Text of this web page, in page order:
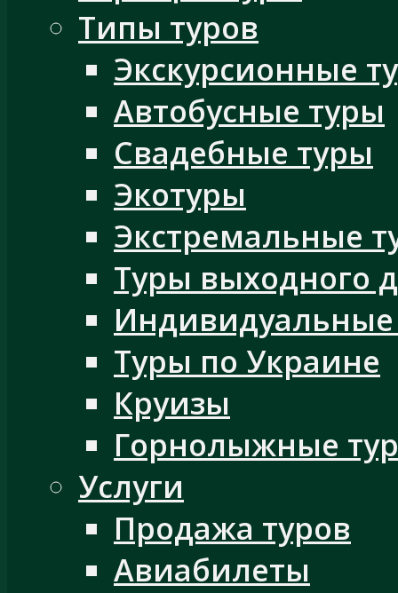
Типы туров
Экскурсионные
Автобусные туры
Свадебные туры
Экотуры
Экстремальные
Туры выходного
Туры по Украине
Круизы
Горнолыжные
Услуги
Продажа туров
Авиабилеты